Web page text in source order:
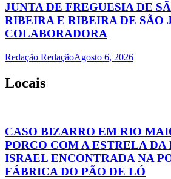
JUNTA DE FREGUESIA DE
RIBEIRA E RIBEIRA DE SÃO
COLABORADORA
Redação RedaçãoAgosto 6, 2026
Locais
CASO BIZARRO EM RIO
PORCO COM A ESTRELA DA
ISRAEL ENCONTRADA NA
FÁBRICA DO PÃO DE LÓ